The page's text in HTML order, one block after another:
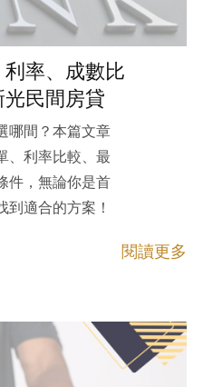
率、成數比
民間房貸
哪間？本篇文章
、利率比較、最
件，無論你是首
適合的方案！
閱讀更多